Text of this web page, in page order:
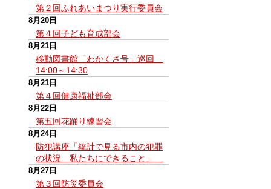
第２回ふれあいまつり実行委員会
8月20日
第４回子ども育成部会
8月21日
移動図書館「わかくさ号」巡回
14:00～14:30
8月21日
第４回健康福祉部会
8月22日
第五回花踊り練習会
8月24日
防犯講座「統計で見る市内の犯罪
の状況 私たちにできること」
8月27日
第３回防災委員会